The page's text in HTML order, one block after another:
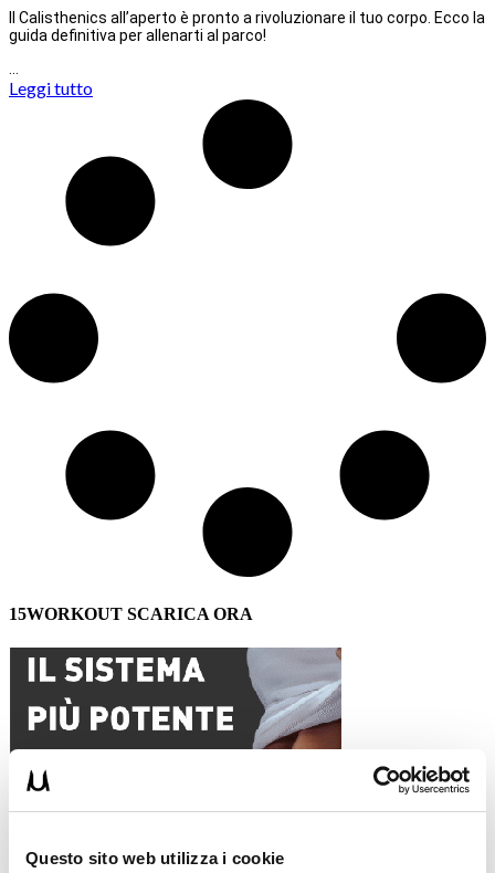
Questo sito web utilizza i cookie
Il Calisthenics all’aperto è pronto a rivoluzionare il tuo corpo. Ecco la
guida definitiva per allenarti al parco!
Leggi tutto
15WORKOUT SCARICA ORA